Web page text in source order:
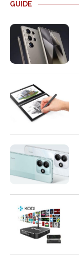
GUIDE